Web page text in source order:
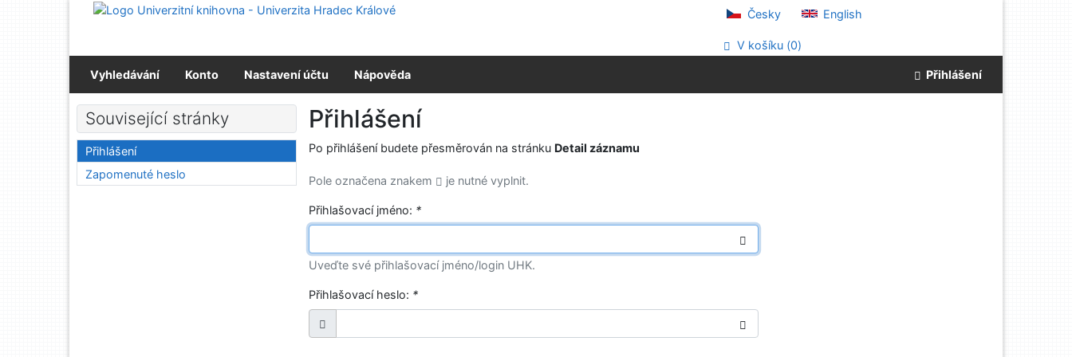
Přejít na obsah
Česky English
V košíku (0)
Vyhledávání Konto Nastavení účtu Nápověda Přihlášení
Přihlášení
Po přihlášení budete přesměrován na stránku Detail záznamu
Pole označena znakem je nutné vyplnit.
Přihlašovací jméno: *
Uveďte své přihlašovací jméno/login UHK.
Přihlašovací heslo: *
Související stránky
Přihlášení
Zapomenuté heslo